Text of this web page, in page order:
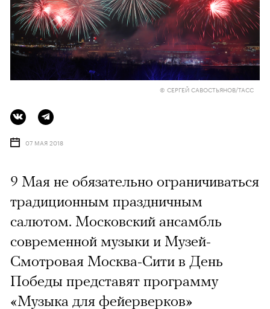
© СЕРГЕЙ САВОСТЬЯНОВ/ТАСС
07 МАЯ 2018
9 Мая не обязательно ограничиваться
традиционным праздничным
салютом. Московский ансамбль
современной музыки и Музей-
Смотровая Москва-Сити в День
Победы представят программу
«Музыка для фейерверков»